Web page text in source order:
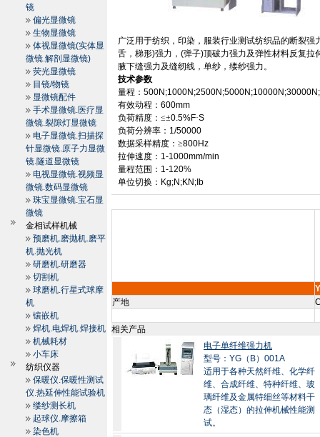
镜
偏光显微镜
生物显微镜
体视显微镜(实体显
微镜.解剖显微镜)
荧光显微镜
目镜/物镜
显微镜配件
手术显微镜.医疗显
微镜.裂隙灯显微镜
电子显微镜.扫描探
针显微镜.原子力显微
镜.隧道显微镜
电视显微镜.视频显
微镜.数码显微镜
珠宝显微镜.宝石显
微镜
金相试样机械
预磨机.磨抛机.磨平
机.抛光机
研磨机.研磨器
切割机
球磨机.行星式球摩
机
镶嵌机
焊机.电焊机.焊接机
机械耗材
小车床
纺织仪器
保暖仪.保暖性测试
仪.热延伸性能试验机
缕纱测长机
起球仪.摩擦箱
染色机
广泛用于纺织，印染，服装行业测试纺织品的断裂强
舌，梯形)强力，(弹子)顶破力强力及弹性材料反复拉
腋下缝强力及缝纫线，单纱，缕纱强力。
技术参数
量程：
有效动程：600mm
负荷精度：≤±0.5%F·S
负荷分辨率： 1/50000
数据采样精度：≥800Hz
拉伸速度： 1-1000mm/min
量程范围： 1-120%
单位切换： Kg;N;KN;Ib
产地
相关产品
电子单纤维强力机
型号：YG（B）001A
适用于各种天然纤维、化学纤
维、合成纤维、特种纤维、玻
璃纤维及金属特细丝等材料干
态（湿态）的拉伸机械性能测
试。